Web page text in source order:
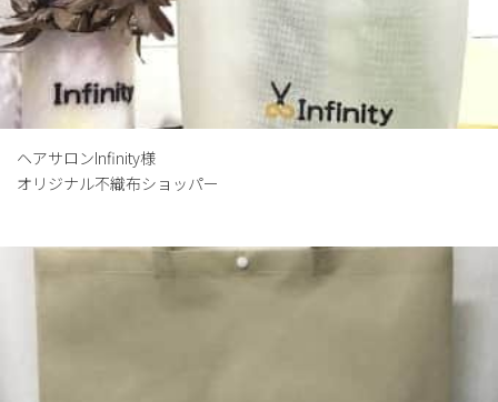
ヘアサロンInfinity様
オリジナル不織布ショッパー